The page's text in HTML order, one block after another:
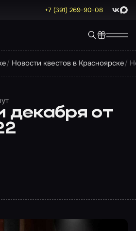
+7 (391) 269-90-08 Max
Новости квестов в Красноярске
декабря от